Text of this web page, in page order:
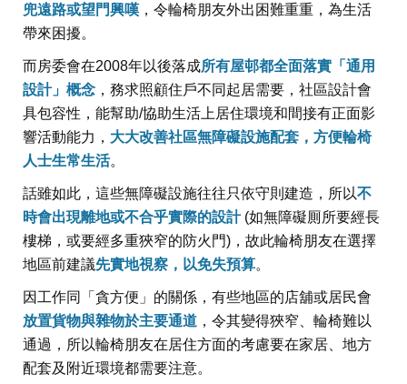
兜遠路或望門興嘆 ，令輪椅朋友外出困難重重，為生活
帶來困擾。
而房委會在2008年以後落成所有屋邨都全面落實「通用
設計」概念 ，務求照顧住戶不同起居需要，社區設計會
具包容性，能幫助/協助生活上居住環境和間接有正面影
響活動能力， 大大改善社區無障礙設施配套，方便輪椅
人士生常生活。
話雖如此，這些無障礙設施往往只依守則建造，所以不
時會出現離地或不合乎實際的設計(如無障礙厠所要經長
樓梯，或要經多重狹窄的防火門)，故此輪椅朋友在選擇
地區前建議先實地視察，以免失預算。
因工作同「貪方便」的關係，有些地區的店舖或居民會
放置貨物與雜物於主要通道 ，令其變得狹窄、輪椅難以
通過，所以輪椅朋友在居住方面的考慮要在家居、地方
配套及附近環境都需要注意。